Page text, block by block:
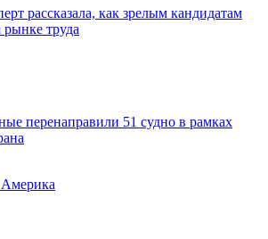
рассказала, как зрелым кандидатам
труда
перенаправили 51 судно в рамках